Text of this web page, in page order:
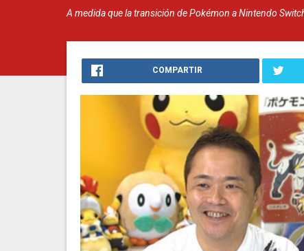
A medida que la transición de Pokémon a Nintendo
COMPARTIR